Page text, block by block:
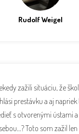
Rudolf Weigel
zažili situáciu, že
prestávku a aj
s otvorenými ústami
Toto som zažil